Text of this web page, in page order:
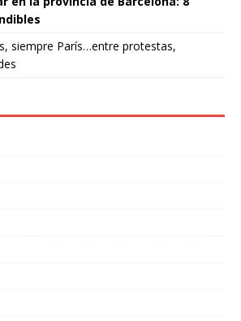
siempre París…entre protestas,